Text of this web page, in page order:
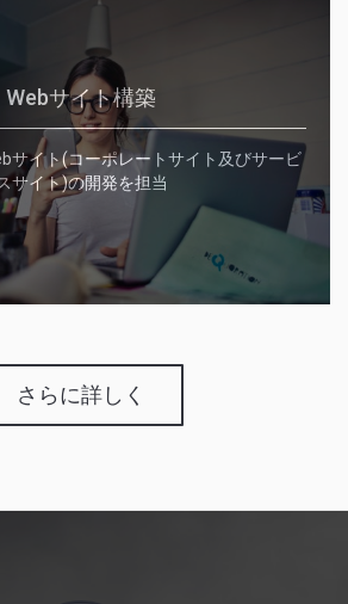
Webサイト構築
サイト(コーポレートサイト及びサービ
サイト)の開発を担当
さらに詳しく